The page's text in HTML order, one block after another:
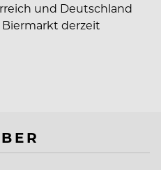
und Deutschland
Biermarkt derzeit